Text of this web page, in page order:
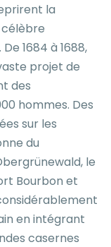
la
1684 à 1688,
projet de
des
hommes. Des
sur les
du
le
Bourbon et
en intégrant
casernes